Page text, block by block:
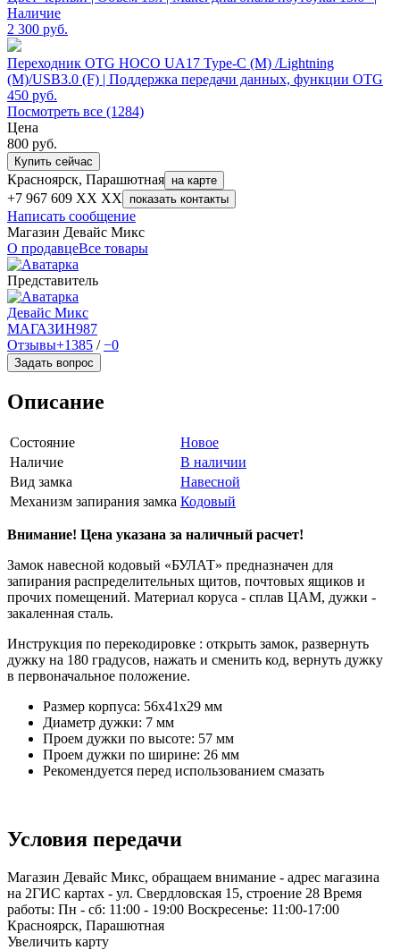
Наличие
2 300 руб.
Переходник OTG HOCO UA17 Type-C (M) /Lightning
(M)/USB3.0 (F) | Поддержка передачи данных, функции OTG
450 руб.
Посмотреть все (1284)
Цена
800 руб.
Купить сейчас
Красноярск, Парашютная на карте
+7 967 609 XX XX показать контакты
Написать сообщение
Магазин Девайс Микс
О продавцеВсе товары
Представитель
Девайс Микс
МАГАЗИН987
Отзывы+1385 /−0
Задать вопрос
Описание
Состояние
Новое
Наличие
В наличии
Вид замка
Навесной
Механизм запирания замка Кодовый
Внимание! Цена указана за наличный расчет!
Замок навесной кодовый «БУЛАТ» предназначен для
запирания распределительных щитов, почтовых ящиков и
прочих помещений. Материал коруса - сплав ЦАМ, дужки -
закаленная сталь.
Инструкция по перекодировке : открыть замок, развернуть
дужку на 180 градусов, нажать и сменить код, вернуть дужку
в первоначальное положение.
Размер корпуса: 56х41х29 мм
Диаметр дужки: 7 мм
Проем дужки по высоте: 57 мм
Проем дужки по ширине: 26 мм
Рекомендуется перед использованием смазать
Условия передачи
Магазин Девайс Микс, обращаем внимание - адрес магазина
на 2ГИС картах - ул. Свердловская 15, строение 28 Время
работы: Пн - сб: 11:00 - 19:00 Воскресенье: 11:00-17:00
Красноярск, Парашютная
Увеличить карту